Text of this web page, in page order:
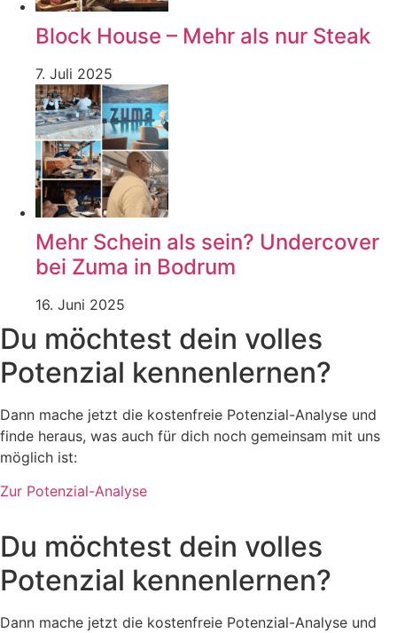
Block House – Mehr als nur Steak
7. Juli 2025
Mehr Schein als sein? Undercover
bei Zuma in Bodrum
16. Juni 2025
Du möchtest dein volles
Potenzial kennenlernen?
Dann mache jetzt die kostenfreie Potenzial-Analyse und
finde heraus, was auch für dich noch gemeinsam mit uns
möglich ist:
Zur Potenzial-Analyse
Du möchtest dein volles
Potenzial kennenlernen?
Dann mache jetzt die kostenfreie Potenzial-Analyse und